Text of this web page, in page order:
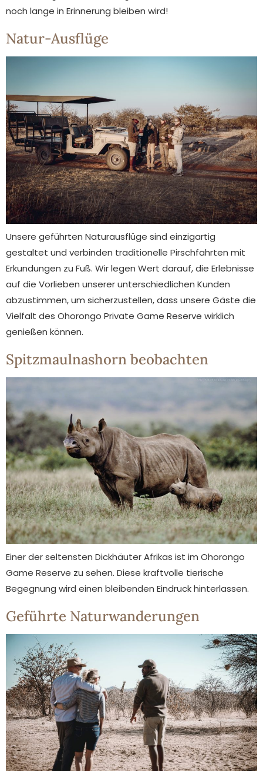
noch lange in Erinnerung bleiben wird!
Natur-Ausflüge
Unsere geführten Naturausflüge sind einzigartig
gestaltet und verbinden traditionelle Pirschfahrten mit
Erkundungen zu Fuß. Wir legen Wert darauf, die Erlebnisse
auf die Vorlieben unserer unterschiedlichen Kunden
abzustimmen, um sicherzustellen, dass unsere Gäste die
Vielfalt des Ohorongo Private Game Reserve wirklich
genießen können.
Spitzmaulnashorn beobachten
Einer der seltensten Dickhäuter Afrikas ist im Ohorongo
Game Reserve zu sehen. Diese kraftvolle tierische
Begegnung wird einen bleibenden Eindruck hinterlassen.
Geführte Naturwanderungen